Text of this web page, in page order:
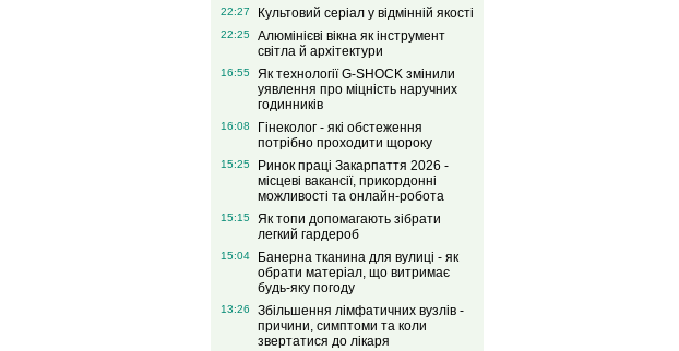
22:27 Культовий серіал у відмінній якості
22:25
Алюмінієві вікна як інструмент
світла й архітектури
16:55
Як технології G-SHOCK змінили
уявлення про міцність наручних
годинників
16:08
Гінеколог - які обстеження
потрібно проходити щороку
15:25
Ринок праці Закарпаття 2026 -
місцеві вакансії, прикордонні
можливості та онлайн-робота
15:15
Як топи допомагають зібрати
легкий гардероб
15:04
Банерна тканина для вулиці - як
обрати матеріал, що витримає
будь-яку погоду
13:26
Збільшення лімфатичних вузлів -
причини, симптоми та коли
звертатися до лікаря